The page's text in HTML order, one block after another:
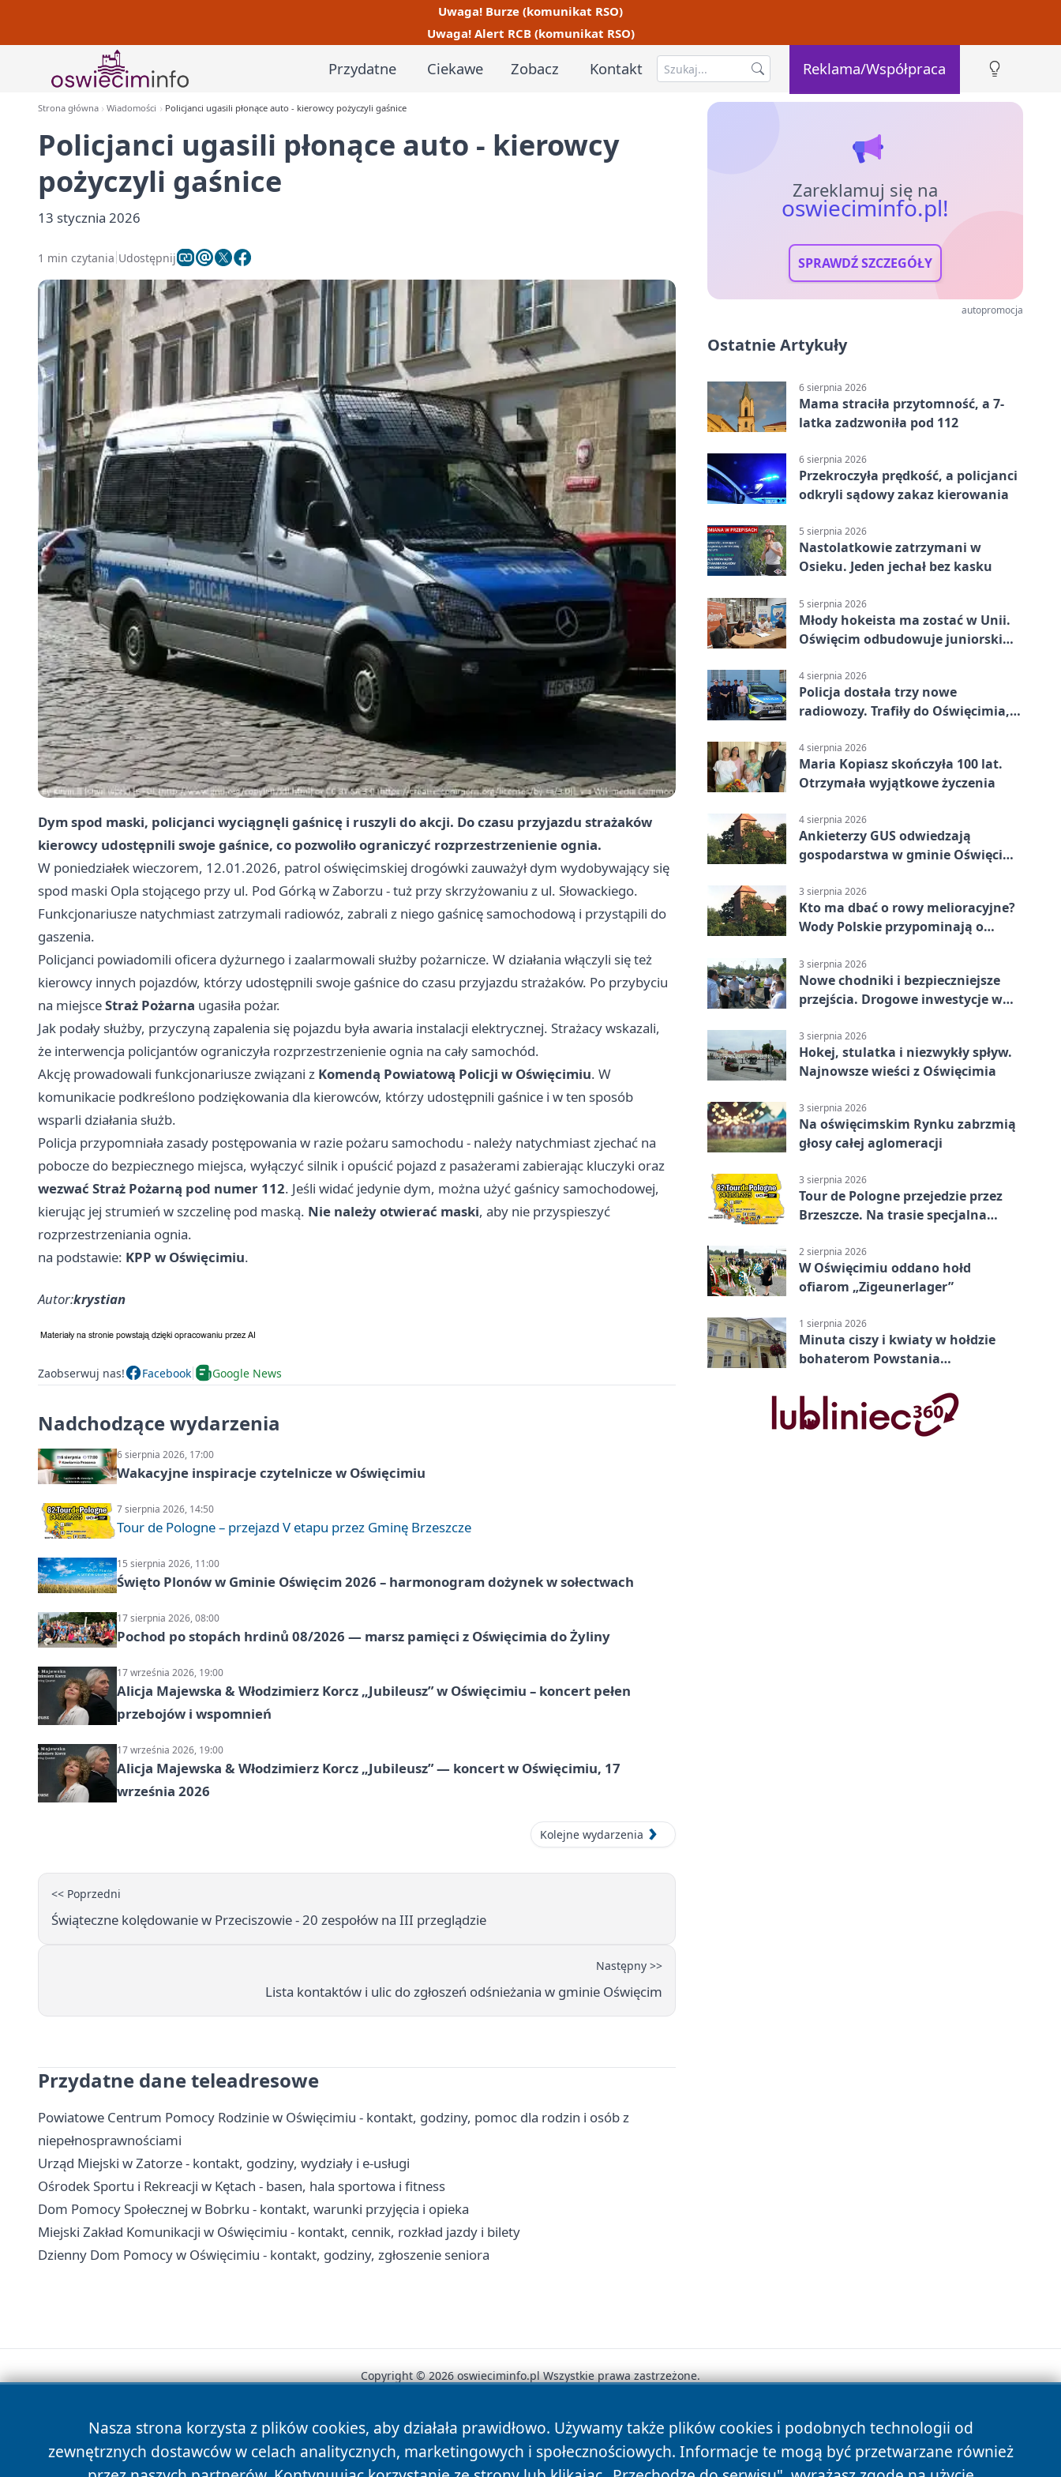
Uwaga! Burze (komunikat RSO)
Uwaga! Alert RCB (komunikat RSO)
Przydatne Ciekawe Zobacz Kontakt Reklama/Współpraca
Strona główna Wiadomości Policjanci ugasili płonące auto - kierowcy pożyczyli gaśnice
Policjanci ugasili płonące auto - kierowcy
pożyczyli gaśnice
13 stycznia 2026
1 min czytania Udostępnij
Dym spod maski, policjanci wyciągnęli gaśnicę i ruszyli do akcji. Do czasu przyjazdu strażaków
kierowcy udostępnili swoje gaśnice, co pozwoliło ograniczyć rozprzestrzenienie ognia.
W poniedziałek wieczorem, 12.01.2026, patrol oświęcimskiej drogówki zauważył dym wydobywający się
spod maski Opla stojącego przy ul. Pod Górką w Zaborzu - tuż przy skrzyżowaniu z ul. Słowackiego.
Funkcjonariusze natychmiast zatrzymali radiowóz, zabrali z niego gaśnicę samochodową i przystąpili do
gaszenia.
Policjanci powiadomili oficera dyżurnego i zaalarmowali służby pożarnicze. W działania włączyli się też
kierowcy innych pojazdów, którzy udostępnili swoje gaśnice do czasu przyjazdu strażaków. Po przybyciu
na miejsceStraż Pożarna ugasiła pożar.
Jak podały służby, przyczyną zapalenia się pojazdu była awaria instalacji elektrycznej. Strażacy wskazali,
że interwencja policjantów ograniczyła rozprzestrzenienie ognia na cały samochód.
Akcję prowadowali funkcjonariusze związani z Komendą Powiatową Policji w Oświęcimiu. W
komunikacie podkreślono podziękowania dla kierowców, którzy udostępnili gaśnice i w ten sposób
wsparli działania służb.
Policja przypomniała zasady postępowania w razie pożaru samochodu - należy natychmiast zjechać na
pobocze do bezpiecznego miejsca, wyłączyć silnik i opuścić pojazd z pasażerami zabierając kluczyki oraz
wezwać Straż Pożarną pod numer 112. Jeśli widać jedynie dym, można użyć gaśnicy samochodowej,
kierując jej strumień w szczelinę pod maską. Nie należy otwierać maski, aby nie przyspieszyć
rozprzestrzeniania ognia.
na podstawie: KPP w Oświęcimiu.
Autor:krystian
Zaobserwuj nas! Facebook Google News
Nadchodzące wydarzenia
6 sierpnia 2026, 17:00
Wakacyjne inspiracje czytelnicze w Oświęcimiu
7 sierpnia 2026, 14:50
Tour de Pologne – przejazd V etapu przez Gminę Brzeszcze
15 sierpnia 2026, 11:00
Święto Plonów w Gminie Oświęcim 2026 – harmonogram dożynek w sołectwach
17 sierpnia 2026, 08:00
Pochod po stopách hrdinů 08/2026 — marsz pamięci z Oświęcimia do Żyliny
17 września 2026, 19:00
Alicja Majewska & Włodzimierz Korcz „Jubileusz” w Oświęcimiu – koncert pełen
przebojów i wspomnień
17 września 2026, 19:00
Alicja Majewska & Włodzimierz Korcz „Jubileusz” — koncert w Oświęcimiu, 17
września 2026
Kolejne wydarzenia
<< Poprzedni
Świąteczne kolędowanie w Przeciszowie - 20 zespołów na III przeglądzie
Następny >>
Lista kontaktów i ulic do zgłoszeń odśnieżania w gminie Oświęcim
Przydatne dane teleadresowe
Powiatowe Centrum Pomocy Rodzinie w Oświęcimiu - kontakt, godziny, pomoc dla rodzin i osób z
niepełnosprawnościami
Urząd Miejski w Zatorze - kontakt, godziny, wydziały i e-usługi
Ośrodek Sportu i Rekreacji w Kętach - basen, hala sportowa i fitness
Dom Pomocy Społecznej w Bobrku - kontakt, warunki przyjęcia i opieka
Miejski Zakład Komunikacji w Oświęcimiu - kontakt, cennik, rozkład jazdy i bilety
Dzienny Dom Pomocy w Oświęcimiu - kontakt, godziny, zgłoszenie seniora
Zareklamuj się na
oswieciminfo.pl!
SPRAWDŹ SZCZEGÓŁY
autopromocja
Ostatnie Artykuły
6 sierpnia 2026
Mama straciła przytomność, a 7-
latka zadzwoniła pod 112
6 sierpnia 2026
Przekroczyła prędkość, a policjanci
odkryli sądowy zakaz kierowania
5 sierpnia 2026
Nastolatkowie zatrzymani w
Osieku. Jeden jechał bez kasku
5 sierpnia 2026
Młody hokeista ma zostać w Unii.
Oświęcim odbudowuje juniorski
4 sierpnia 2026
Policja dostała trzy nowe
radiowozy. Trafiły do Oświęcimia,
4 sierpnia 2026
Maria Kopiasz skończyła 100 lat.
Otrzymała wyjątkowe życzenia
4 sierpnia 2026
Ankieterzy GUS odwiedzają
gospodarstwa w gminie Oświęcim.
3 sierpnia 2026
Kto ma dbać o rowy melioracyjne?
Wody Polskie przypominają o
3 sierpnia 2026
Nowe chodniki i bezpieczniejsze
przejścia. Drogowe inwestycje w
3 sierpnia 2026
Hokej, stulatka i niezwykły spływ.
Najnowsze wieści z Oświęcimia
3 sierpnia 2026
Na oświęcimskim Rynku zabrzmią
głosy całej aglomeracji
3 sierpnia 2026
Tour de Pologne przejedzie przez
Brzeszcze. Na trasie specjalna
2 sierpnia 2026
W Oświęcimiu oddano hołd
ofiarom „Zigeunerlager”
1 sierpnia 2026
Minuta ciszy i kwiaty w hołdzie
bohaterom Powstania
Nasza strona korzysta z plików cookies, aby działała prawidłowo. Używamy także plików cookies i podobnych technologii od
zewnętrznych dostawców w celach analitycznych, marketingowych i społecznościowych. Informacje te mogą być przetwarzane również
Copyright © 2026 oswieciminfo.pl Wszystkie prawa zastrzeżone.
News Autorzy Polityka Prywatności Polityka Cookies